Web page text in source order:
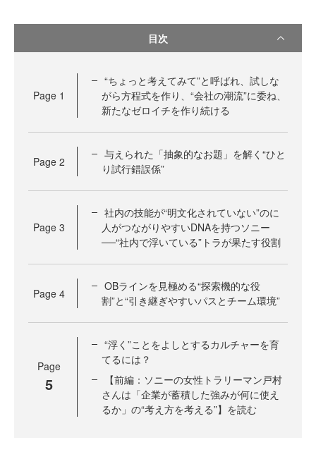
目次
Page 1
“ちょっと考えてみて”と呼ばれ、試しな
がら方程式を作り、“会社の潮流”に委ね、
新たなゼロイチを作り続ける
Page 2
与えられた「抽象的なお題」を解く“ひと
り試行錯誤係”
Page 3
社内の技能が“明文化されていない”のに
人がつながりやすいDNAを持つソニー
──“社内で浮いている”トラが果たす役割
Page 4
OBラインを見極める“探索機的な役
割”と“引き継ぎやすいパスとチーム環境”
Page
5
“浮く”ことをよしとするカルチャーを育
てるには？
【前編：ソニーの女性トラリーマン戸村
さんは「企業が蓄積した強みが何に使え
るか」の“考え方を考える”】を読む